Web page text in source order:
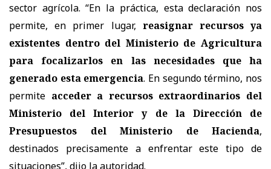
sector agrícola. “En la práctica, esta declaración nos
permite, en primer lugar, reasignar recursos ya
existentes dentro del Ministerio de Agricultura
para focalizarlos en las necesidades que ha
generado esta emergencia. En segundo término, nos
permite acceder a recursos extraordinarios del
Ministerio del Interior y de la Dirección de
Presupuestos del Ministerio de Hacienda,
destinados precisamente a enfrentar este tipo de
situaciones”, dijo la autoridad.